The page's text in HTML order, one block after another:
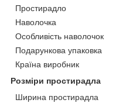
Простирадло
Наволочка
Особливість наволочок
Подарункова упаковка
Країна виробник
Розміри простирадла
Ширина простирадла